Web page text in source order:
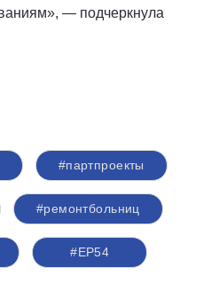
— подчеркнула
#партпроекты
#ремонтбольниц
#ЕР54